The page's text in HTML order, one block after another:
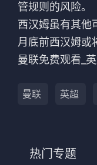
管规则的风险。
西汉姆虽有其他
月底前西汉姆或
曼联免费观看_
曼联 英超
热门专题